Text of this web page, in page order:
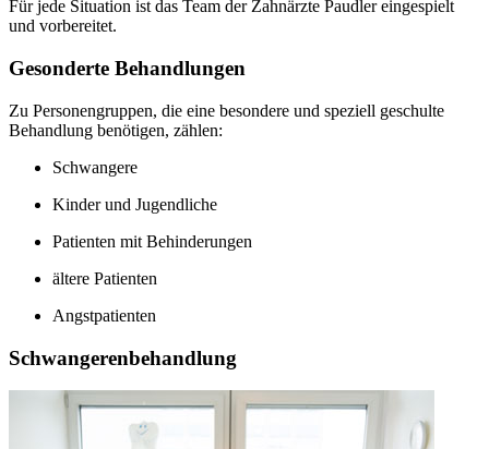
Für jede Situation ist das Team der Zahnärzte Paudler eingespielt
und vorbereitet.
Gesonderte Behandlungen
Zu Personengruppen, die eine besondere und speziell geschulte
Behandlung benötigen, zählen:
Schwangere
Kinder und Jugendliche
Patienten mit Behinderungen
ältere Patienten
Angstpatienten
Schwangerenbehandlung